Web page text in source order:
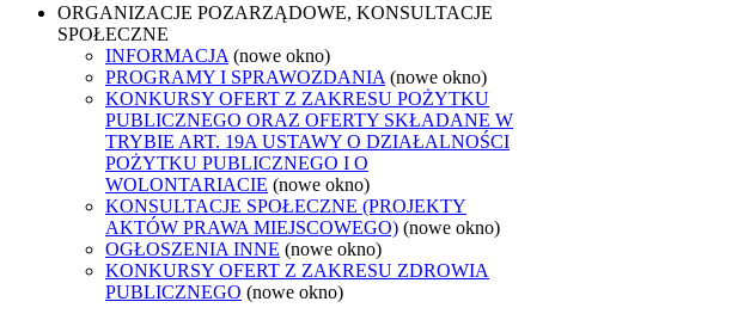
ORGANIZACJE POZARZĄDOWE, KONSULTACJE
SPOŁECZNE
INFORMACJA (nowe okno)
PROGRAMY I SPRAWOZDANIA (nowe okno)
KONKURSY OFERT Z ZAKRESU POŻYTKU
PUBLICZNEGO ORAZ OFERTY SKŁADANE W
TRYBIE ART. 19A USTAWY O DZIAŁALNOŚCI
POŻYTKU PUBLICZNEGO I O
WOLONTARIACIE (nowe okno)
KONSULTACJE SPOŁECZNE (PROJEKTY
AKTÓW PRAWA MIEJSCOWEGO) (nowe okno)
OGŁOSZENIA INNE (nowe okno)
KONKURSY OFERT Z ZAKRESU ZDROWIA
PUBLICZNEGO (nowe okno)